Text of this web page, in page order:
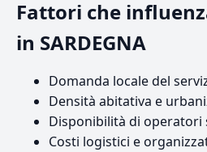
Fattori che
in SARDEGNA
Domanda locale del
Densità abitativa e
Disponibilità di operatori
Costi logistici e